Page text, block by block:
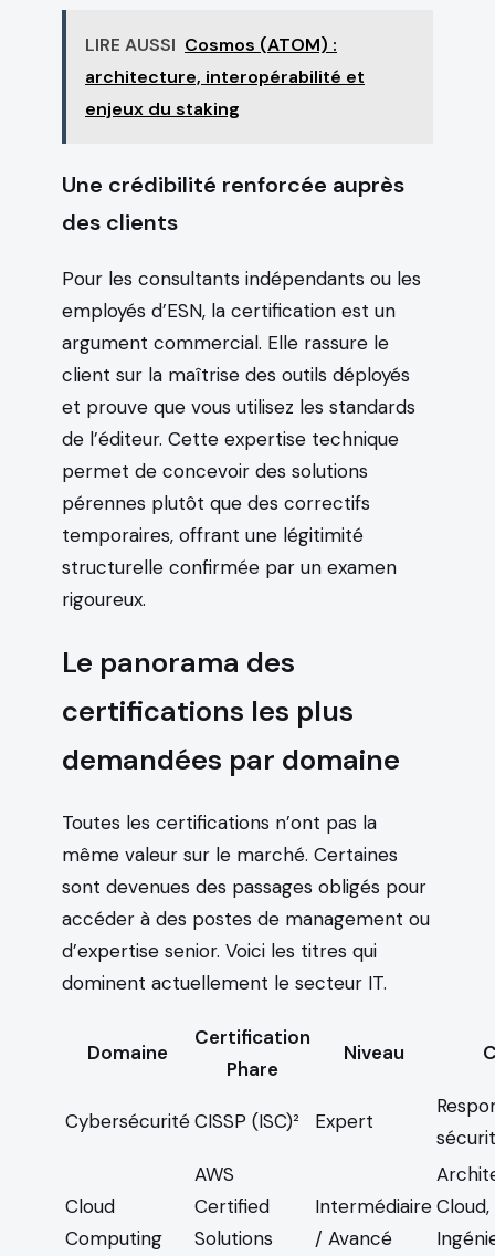
LIRE AUSSI Cosmos (ATOM) :
architecture, interopérabilité et
enjeux du staking
Une crédibilité renforcée auprès
des clients
Pour les consultants indépendants ou les
employés d’ESN, la certification est un
argument commercial. Elle rassure le
client sur la maîtrise des outils déployés
et prouve que vous utilisez les standards
de l’éditeur. Cette expertise technique
permet de concevoir des solutions
pérennes plutôt que des correctifs
temporaires, offrant une légitimité
structurelle confirmée par un examen
rigoureux.
Le panorama des
certifications les plus
demandées par domaine
Toutes les certifications n’ont pas la
même valeur sur le marché. Certaines
sont devenues des passages obligés pour
accéder à des postes de management ou
d’expertise senior. Voici les titres qui
dominent actuellement le secteur IT.
Domaine
Certification
Phare
Niveau
CybersécuritéCISSP (ISC)² Expert
Cloud
Computing
AWS
Certified
Solutions
Intermédiaire
/ Avancé
Cloud,